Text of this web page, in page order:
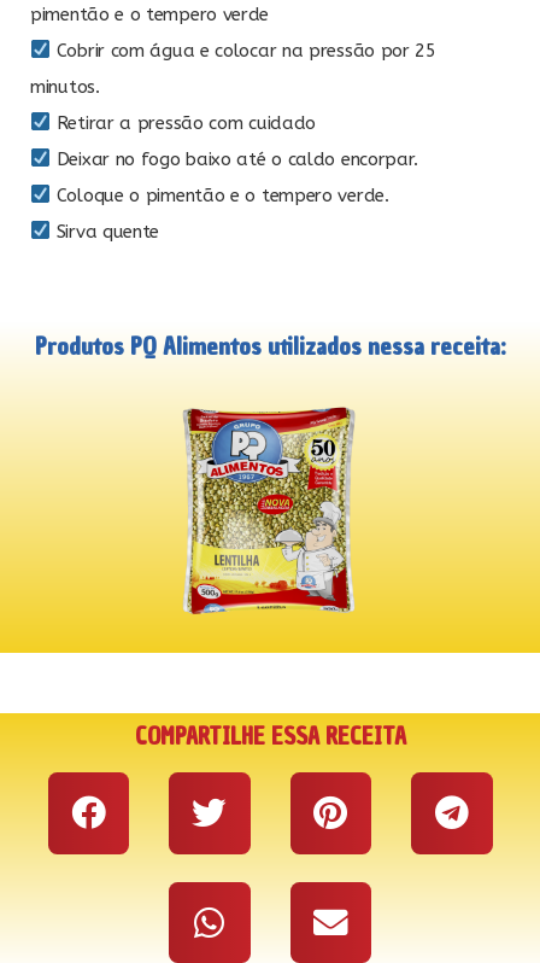
pimentão e o tempero verde
Cobrir com água e colocar na pressão por 25
minutos.
Retirar a pressão com cuidado
Deixar no fogo baixo até o caldo encorpar.
Coloque o pimentão e o tempero verde.
Sirva quente
Produtos PQ Alimentos utilizados nessa receita:
COMPARTILHE ESSA RECEITA